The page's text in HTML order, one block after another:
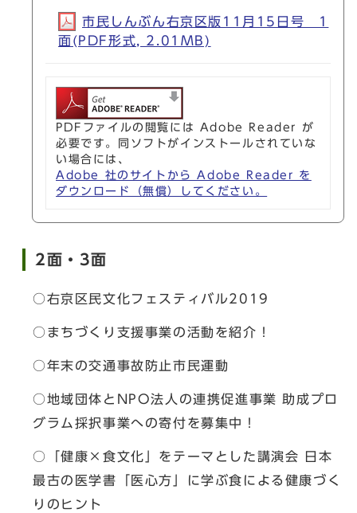
市民しんぶん右京区版11月15日号 1
面(PDF形式, 2.01MB)
PDFファイルの閲覧には Adobe Reader が
必要です。同ソフトがインストールされていな
い場合には、
Adobe 社のサイトから Adobe Reader を
ダウンロード（無償）してください。
2面・3面
○右京区民文化フェスティバル2019
○まちづくり支援事業の活動を紹介！
○年末の交通事故防止市民運動
○地域団体とNPO法人の連携促進事業 助成プロ
グラム採択事業への寄付を募集中！
○「健康×食文化」をテーマとした講演会 日本
最古の医学書「医心方」に学ぶ食による健康づく
りのヒント